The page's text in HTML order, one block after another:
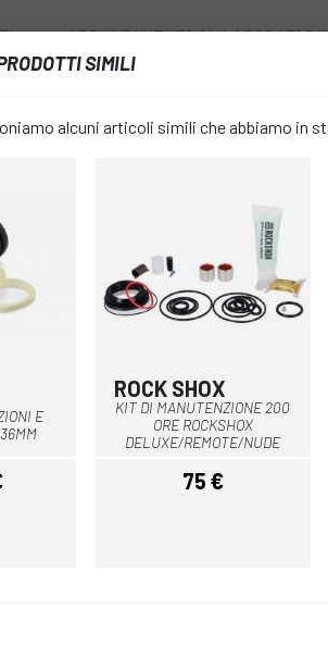
APPUNTAMENTO AL
favorite_borderCORPO
FOX
2022
PREZZO: 69,60 €
MISURARE:
SIMILI
alcuni articoli simili che abbiamo in
E
Multiplo
ROCK SHOX
KIT DI MANUTENZIONE 200
ORE ROCKSHOX
DELUXE/REMOTE/NUDE
Prezzo
75 €